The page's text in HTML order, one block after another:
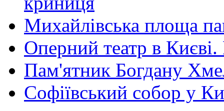
Михайлівська площа
Оперний театр в
Пам'ятник Богдану
Софіївський собор у